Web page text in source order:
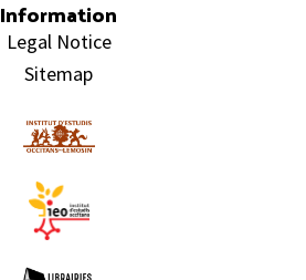
Information
Legal Notice
Sitemap